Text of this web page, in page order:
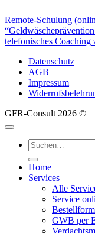
Remote-Schulung
telefonisches Coaching
Datenschutz
AGB
Impressum
GFR-Consult 2026 ©
Suche
nach:
Home
Services
Alle
Service
GWB per